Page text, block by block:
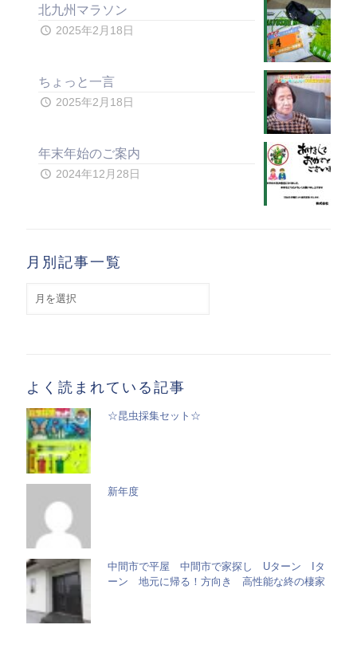
北九州マラソン
2025年2月18日
ちょっと一言
2025年2月18日
年末年始のご案内
2024年12月28日
月別記事一覧
よく読まれている記事
☆昆虫採集セット☆
新年度
中間市で平屋 中間市で家探し Uターン Iタ
ーン 地元に帰る！方向き 高性能な終の棲家